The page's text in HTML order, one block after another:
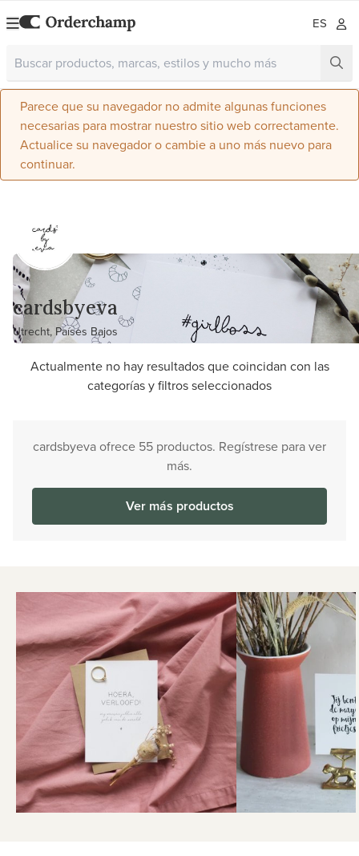
ES
Parece que su navegador no admite algunas funciones
necesarias para mostrar nuestro sitio web correctamente.
Actualice su navegador o cambie a uno más nuevo para
continuar.
cardsbyeva
Utrecht, Países Bajos
Actualmente no hay resultados que coincidan con las
categorías y filtros seleccionados
cardsbyeva ofrece 55 productos. Regístrese para ver
más.
Ver más productos